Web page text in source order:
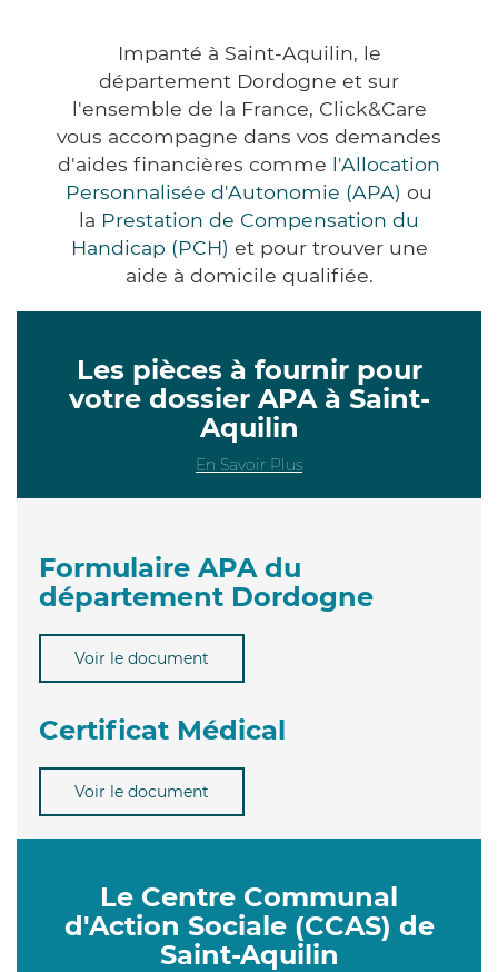
Impanté à Saint-Aquilin, le
département Dordogne et sur
l'ensemble de la France, Click&Care
vous accompagne dans vos demandes
d'aides financières comme l'Allocation
Personnalisée d'Autonomie (APA) ou
la Prestation de Compensation du
Handicap (PCH) et pour trouver une
aide à domicile qualifiée.
Les pièces à fournir pour
votre dossier APA à Saint-
Aquilin
En Savoir Plus
Formulaire APA du
département Dordogne
Voir le document
Certificat Médical
Voir le document
Le Centre Communal
d'Action Sociale (CCAS) de
Saint-Aquilin